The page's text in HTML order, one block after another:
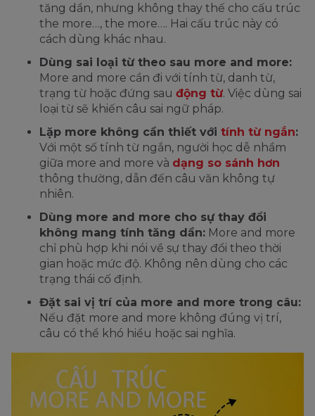
tăng dần, nhưng không thay thế cho cấu trúc
the more…, the more…. Hai cấu trúc này có
cách dùng khác nhau.
Dùng sai loại từ theo sau more and more:
More and more cần đi với tính từ, danh từ,
trạng từ hoặc đứng sau động từ. Việc dùng sai
loại từ sẽ khiến câu sai ngữ pháp.
Lặp more không cần thiết với tính từ ngắn:
Với một số tính từ ngắn, người học dễ nhầm
giữa more and more và dạng so sánh hơn
thông thường, dẫn đến câu văn không tự
nhiên.
Dùng more and more cho sự thay đổi
không mang tính tăng dần: More and more
chỉ phù hợp khi nói về sự thay đổi theo thời
gian hoặc mức độ. Không nên dùng cho các
trạng thái cố định.
Đặt sai vị trí của more and more trong câu:
Nếu đặt more and more không đúng vị trí,
câu có thể khó hiểu hoặc sai nghĩa.